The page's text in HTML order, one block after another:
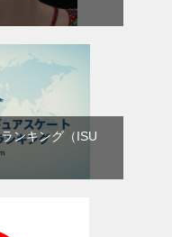
ンキング（ISU